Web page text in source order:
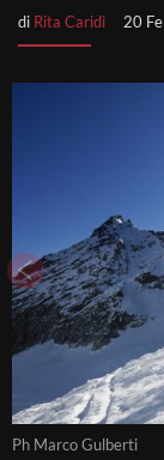
di Rita Caridi 20
Ph Marco Gulberti